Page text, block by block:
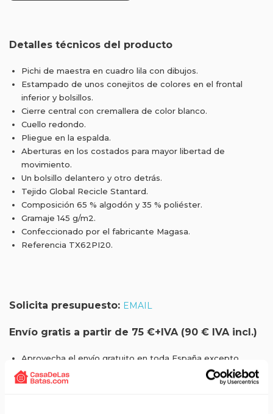
Detalles técnicos del producto
Pichi de maestra en cuadro lila con dibujos.
Estampado de unos conejitos de colores en el frontal
inferior y bolsillos.
Cierre central con cremallera de color blanco.
Cuello redondo.
Pliegue en la espalda.
Aberturas en los costados para mayor libertad de
movimiento.
Un bolsillo delantero y otro detrás.
Tejido Global Recicle Stantard.
Composición 65 % algodón y 35 % poliéster.
Gramaje 145 g/m2.
Confeccionado por el fabricante Magasa.
Referencia TX62PI20.
Solicita presupuesto: EMAIL
Envío gratis a partir de 75 €+IVA (90 € IVA incl.)
Aprovecha el envío gratuito en toda España excepto
Canarias, Baleares, Ceuta y Melilla.